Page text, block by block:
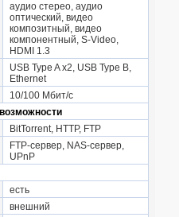
аудио стерео, аудио
оптический, видео
композитный, видео
компонентный, S-Video,
HDMI 1.3
USB Type A x2, USB Type B,
Ethernet
10/100 Мбит/с
BitTorrent, HTTP, FTP
FTP-сервер, NAS-сервер,
UPnP
есть
внешний